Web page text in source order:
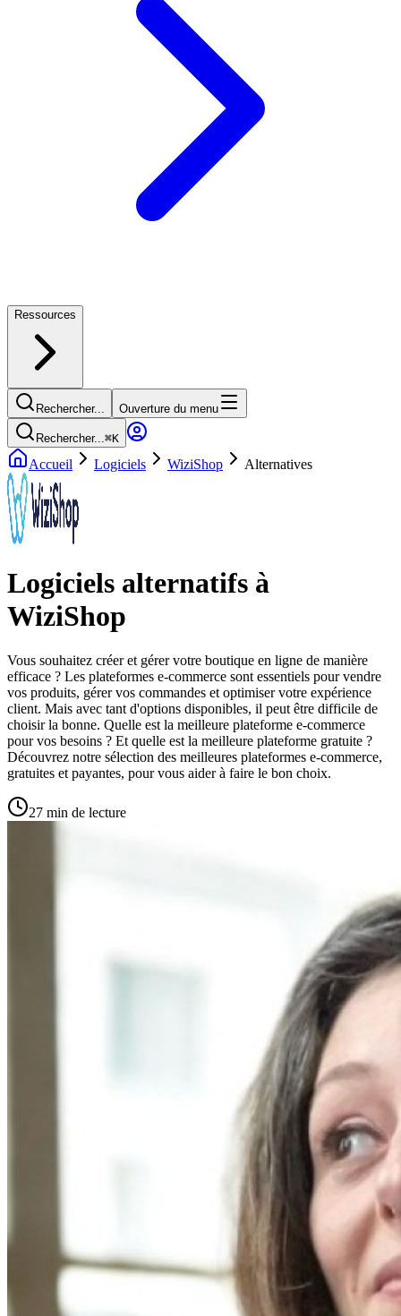
Ressources
Rechercher... Ouverture du menu
Rechercher...⌘K
Accueil Logiciels WiziShop Alternatives
Logiciels alternatifs à
WiziShop
Vous souhaitez créer et gérer votre boutique en ligne de manière
efficace ? Les plateformes e-commerce sont essentiels pour vendre
vos produits, gérer vos commandes et optimiser votre expérience
client. Mais avec tant d'options disponibles, il peut être difficile de
choisir la bonne. Quelle est la meilleure plateforme e-commerce
pour vos besoins ? Et quelle est la meilleure plateforme gratuite ?
Découvrez notre sélection des meilleures plateformes e-commerce,
gratuites et payantes, pour vous aider à faire le bon choix.
27 min de lecture